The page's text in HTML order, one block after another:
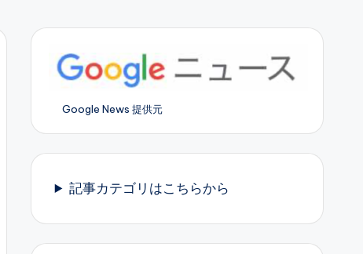
Google News 提供元
記事カテゴリはこちらから